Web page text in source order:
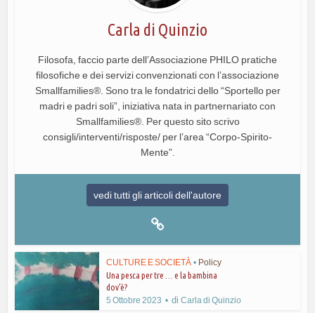
Carla di Quinzio
Filosofa, faccio parte dell’Associazione PHILO pratiche
filosofiche e dei servizi convenzionati con l’associazione
Smallfamilies®. Sono tra le fondatrici dello “Sportello per
madri e padri soli”, iniziativa nata in partnernariato con
Smallfamilies®. Per questo sito scrivo
consigli/interventi/risposte/ per l’area “Corpo-Spirito-
Mente”.
vedi tutti gli articoli dell'autore
CULTURE E SOCIETÀ • Policy
Una pesca per tre … e la bambina
dov’è?
5 Ottobre 2023
diCarla di Quinzio